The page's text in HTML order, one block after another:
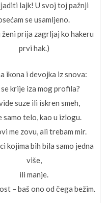
lajk! U svoj toj pažnji
se usamljeno.
prija zagrljaj ko hakeru
prvi hak.)
ikona i devojka iz snova:
krije iza mog profila?
suze ili iskren smeh,
samo telo, kao u izlogu.
me zovu, ali trebam mir.
kojima bih bila samo jedna
više,
ili manje.
– baš ono od čega bežim.